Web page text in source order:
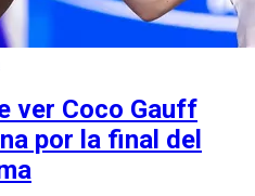
ver Coco Gauff
por la final del